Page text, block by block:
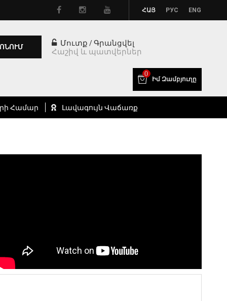
ՀԱՅ РУС ENG
Մուտք /Գրանցվել
Հաշիվ և պատվերներ
0
Իմ Զամբյուղը
Համար Լավագույն Վաճառք